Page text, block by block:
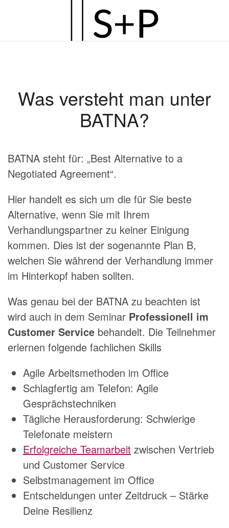
Hauptinhalt
Was versteht man unter
BATNA?
BATNA steht für: „Best Alternative to a
Negotiated Agreement“.
Hier handelt es sich um die für Sie beste
Alternative, wenn Sie mit Ihrem
Verhandlungspartner zu keiner Einigung
kommen. Dies ist der sogenannte Plan B,
welchen Sie während der Verhandlung immer
im Hinterkopf haben sollten.
Was genau bei der BATNA zu beachten ist
wird auch in dem Seminar Professionell im
Customer Service behandelt. Die Teilnehmer
erlernen folgende fachlichen Skills
Agile Arbeitsmethoden im Office
Schlagfertig am Telefon: Agile
Gesprächstechniken
Tägliche Herausforderung: Schwierige
Telefonate meistern
Erfolgreiche Teamarbeit zwischen Vertrieb
und Customer Service
Selbstmanagement im Office
Entscheidungen unter Zeitdruck – Stärke
Deine Resilienz